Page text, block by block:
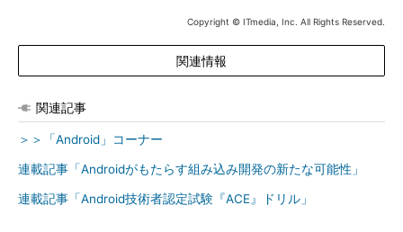
Copyright © ITmedia, Inc. All Rights Reserved.
関連情報
関連記事
＞＞「Android」コーナー
連載記事「Androidがもたらす組み込み開発の新たな可能性」
連載記事「Android技術者認定試験『ACE』ドリル」